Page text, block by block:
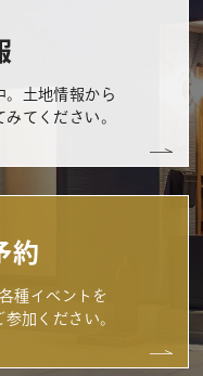
。土地情報から
てください。
約
種イベントを
加ください。